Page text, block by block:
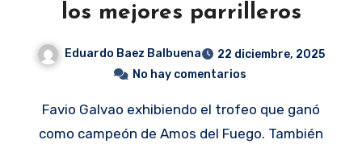
los mejores parrilleros
Eduardo Baez Balbuena
22 diciembre, 2025
No hay comentarios
Favio Galvao exhibiendo el trofeo que ganó
como campeón de Amos del Fuego. También